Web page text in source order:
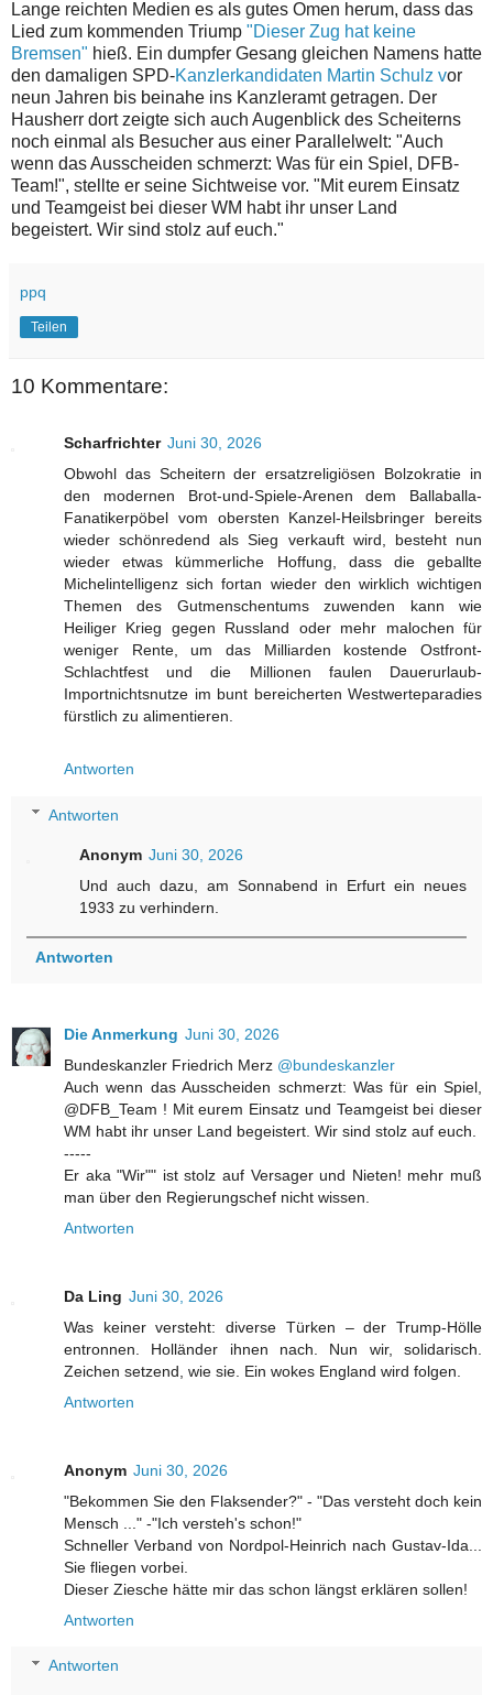
Lange reichten Medien es als gutes Omen herum, dass das
Lied zum kommenden Triump "Dieser Zug hat keine
Bremsen" hieß. Ein dumpfer Gesang gleichen Namens hatte
den damaligen SPD-Kanzlerkandidaten Martin Schulz vor
neun Jahren bis beinahe ins Kanzleramt getragen. Der
Hausherr dort zeigte sich auch Augenblick des Scheiterns
noch einmal als Besucher aus einer Parallelwelt: "Auch
wenn das Ausscheiden schmerzt: Was für ein Spiel, DFB-
Team!", stellte er seine Sichtweise vor. "Mit eurem Einsatz
und Teamgeist bei dieser WM habt ihr unser Land
begeistert. Wir sind stolz auf euch."
ppq
Teilen
10 Kommentare:
Scharfrichter Juni 30, 2026
Obwohl das Scheitern der ersatzreligiösen Bolzokratie in
den modernen Brot-und-Spiele-Arenen dem Ballaballa-
Fanatikerpöbel vom obersten Kanzel-Heilsbringer bereits
wieder schönredend als Sieg verkauft wird, besteht nun
wieder etwas kümmerliche Hoffung, dass die geballte
Michelintelligenz sich fortan wieder den wirklich wichtigen
Themen des Gutmenschentums zuwenden kann wie
Heiliger Krieg gegen Russland oder mehr malochen für
weniger Rente, um das Milliarden kostende Ostfront-
Schlachtfest und die Millionen faulen Dauerurlaub-
Importnichtsnutze im bunt bereicherten Westwerteparadies
fürstlich zu alimentieren.
Antworten
Antworten
Anonym Juni 30, 2026
Und auch dazu, am Sonnabend in Erfurt ein neues
1933 zu verhindern.
Antworten
Die Anmerkung Juni 30, 2026
Bundeskanzler Friedrich Merz @bundeskanzler
Auch wenn das Ausscheiden schmerzt: Was für ein Spiel,
@DFB_Team ! Mit eurem Einsatz und Teamgeist bei dieser
WM habt ihr unser Land begeistert. Wir sind stolz auf euch.
-----
Er aka "Wir"" ist stolz auf Versager und Nieten! mehr muß
man über den Regierungschef nicht wissen.
Antworten
Da Ling Juni 30, 2026
Was keiner versteht: diverse Türken – der Trump-Hölle
entronnen. Holländer ihnen nach. Nun wir, solidarisch.
Zeichen setzend, wie sie. Ein wokes England wird folgen.
Antworten
Anonym Juni 30, 2026
"Bekommen Sie den Flaksender?" - "Das versteht doch kein
Mensch ..." -"Ich versteh's schon!"
Schneller Verband von Nordpol-Heinrich nach Gustav-Ida...
Sie fliegen vorbei.
Dieser Ziesche hätte mir das schon längst erklären sollen!
Antworten
Antworten